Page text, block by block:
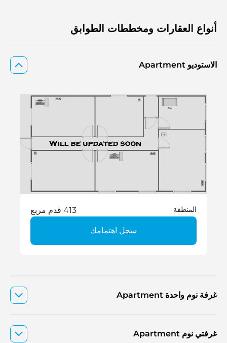
أنواع العقارات ومخططات الطوابق
الاستوديو Apartment
المنطقة 413 قدم مربع
سجل اهتمامك
غرفة نوم واحدة Apartment
غرفتي نوم Apartment